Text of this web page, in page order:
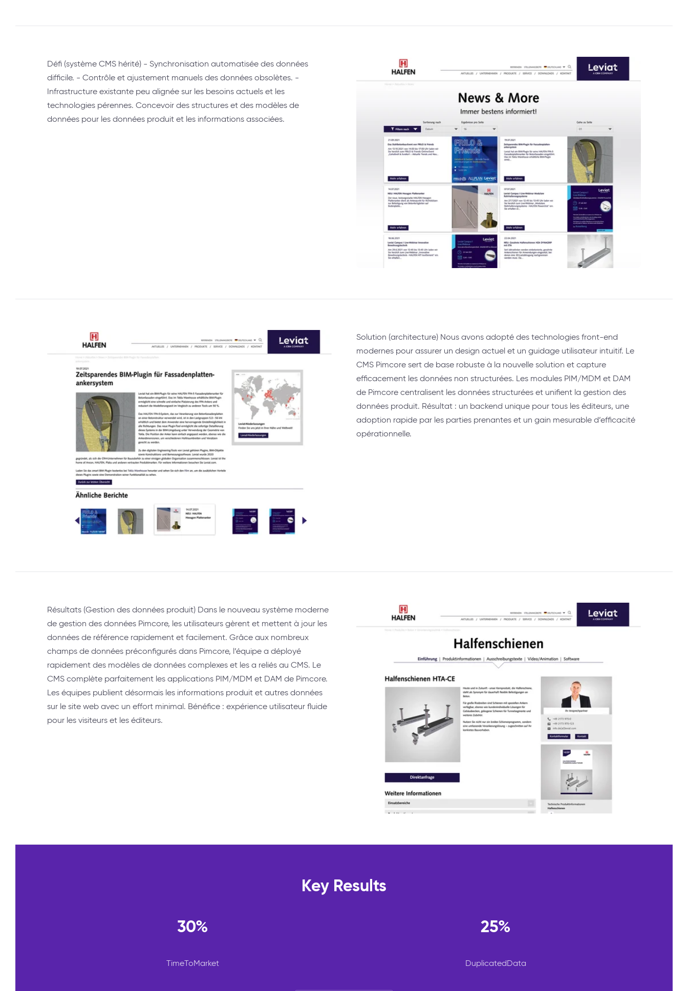
Défi (système CMS hérité) - Synchronisation automatisée des données
difficile. - Contrôle et ajustement manuels des données obsolètes. -
Infrastructure existante peu alignée sur les besoins actuels et les
technologies pérennes. Concevoir des structures et des modèles de
données pour les données produit et les informations associées.
Solution (architecture) Nous avons adopté des technologies front-end
modernes pour assurer un design actuel et un guidage utilisateur intuitif. Le
CMS Pimcore sert de base robuste à la nouvelle solution et capture
efficacement les données non structurées. Les modules PIM/MDM et DAM
de Pimcore centralisent les données structurées et unifient la gestion des
données produit. Résultat : un backend unique pour tous les éditeurs, une
adoption rapide par les parties prenantes et un gain mesurable d’efficacité
opérationnelle.
Résultats (Gestion des données produit) Dans le nouveau système moderne
de gestion des données Pimcore, les utilisateurs gèrent et mettent à jour les
données de référence rapidement et facilement. Grâce aux nombreux
champs de données préconfigurés dans Pimcore, l’équipe a déployé
rapidement des modèles de données complexes et les a reliés au CMS. Le
CMS complète parfaitement les applications PIM/MDM et DAM de Pimcore.
Les équipes publient désormais les informations produit et autres données
sur le site web avec un effort minimal. Bénéfice : expérience utilisateur fluide
pour les visiteurs et les éditeurs.
Key Results
30%
TimeToMarket
25%
DuplicatedData